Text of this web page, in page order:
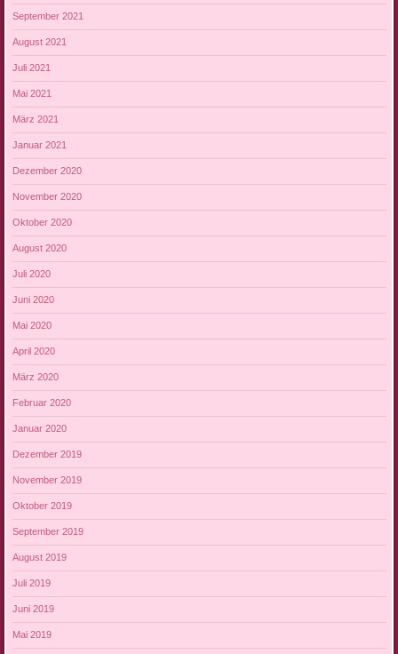
September 2021
August 2021
Juli 2021
Mai 2021
März 2021
Januar 2021
Dezember 2020
November 2020
Oktober 2020
August 2020
Juli 2020
Juni 2020
Mai 2020
April 2020
März 2020
Februar 2020
Januar 2020
Dezember 2019
November 2019
Oktober 2019
September 2019
August 2019
Juli 2019
Juni 2019
Mai 2019